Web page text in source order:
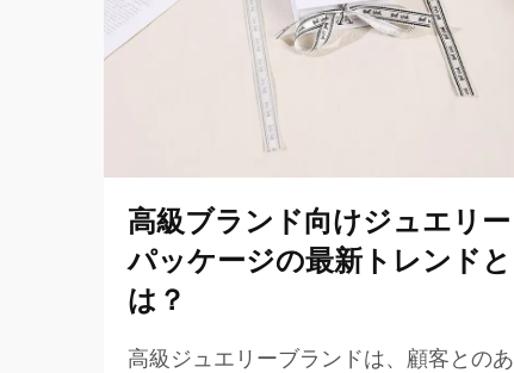
高級ブランド向けジュエリー
パッケージの最新トレンドと
は？
高級ジュエリーブランドは、顧客とのあ